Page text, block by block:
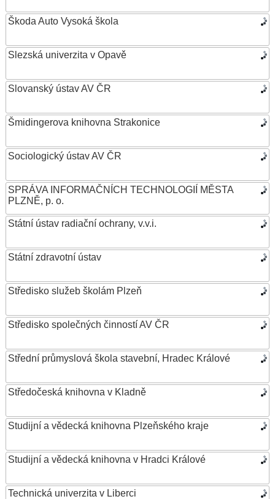
Škoda Auto Vysoká škola
Slezská univerzita v Opavě
Slovanský ústav AV ČR
Šmidingerova knihovna Strakonice
Sociologický ústav AV ČR
SPRÁVA INFORMAČNÍCH TECHNOLOGIÍ MĚSTA
PLZNĚ, p. o.
Státní ústav radiační ochrany, v.v.i.
Státní zdravotní ústav
Středisko služeb školám Plzeň
Středisko společných činností AV ČR
Střední průmyslová škola stavební, Hradec Králové
Středočeská knihovna v Kladně
Studijní a vědecká knihovna Plzeňského kraje
Studijní a vědecká knihovna v Hradci Králové
Technická univerzita v Liberci